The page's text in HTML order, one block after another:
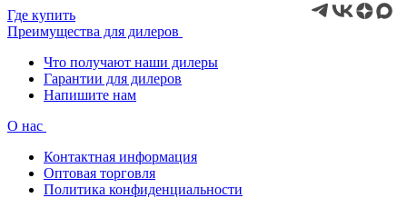
Где купить
Преимущества для дилеров
Что получают наши дилеры
Гарантии для дилеров
Напишите нам
О нас
Контактная информация
Оптовая торговля
Политика конфиденциальности